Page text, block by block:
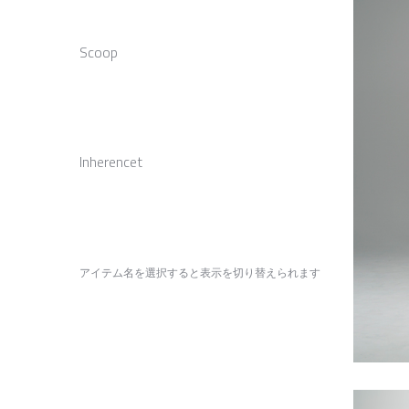
Scoop
Inherencet
アイテム名を選択すると表示を切り替えられます